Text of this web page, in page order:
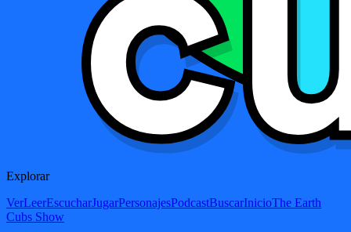
Explorar
VerLeerEscucharJugarPersonajesPodcastBuscarInicioThe Earth
Cubs Show